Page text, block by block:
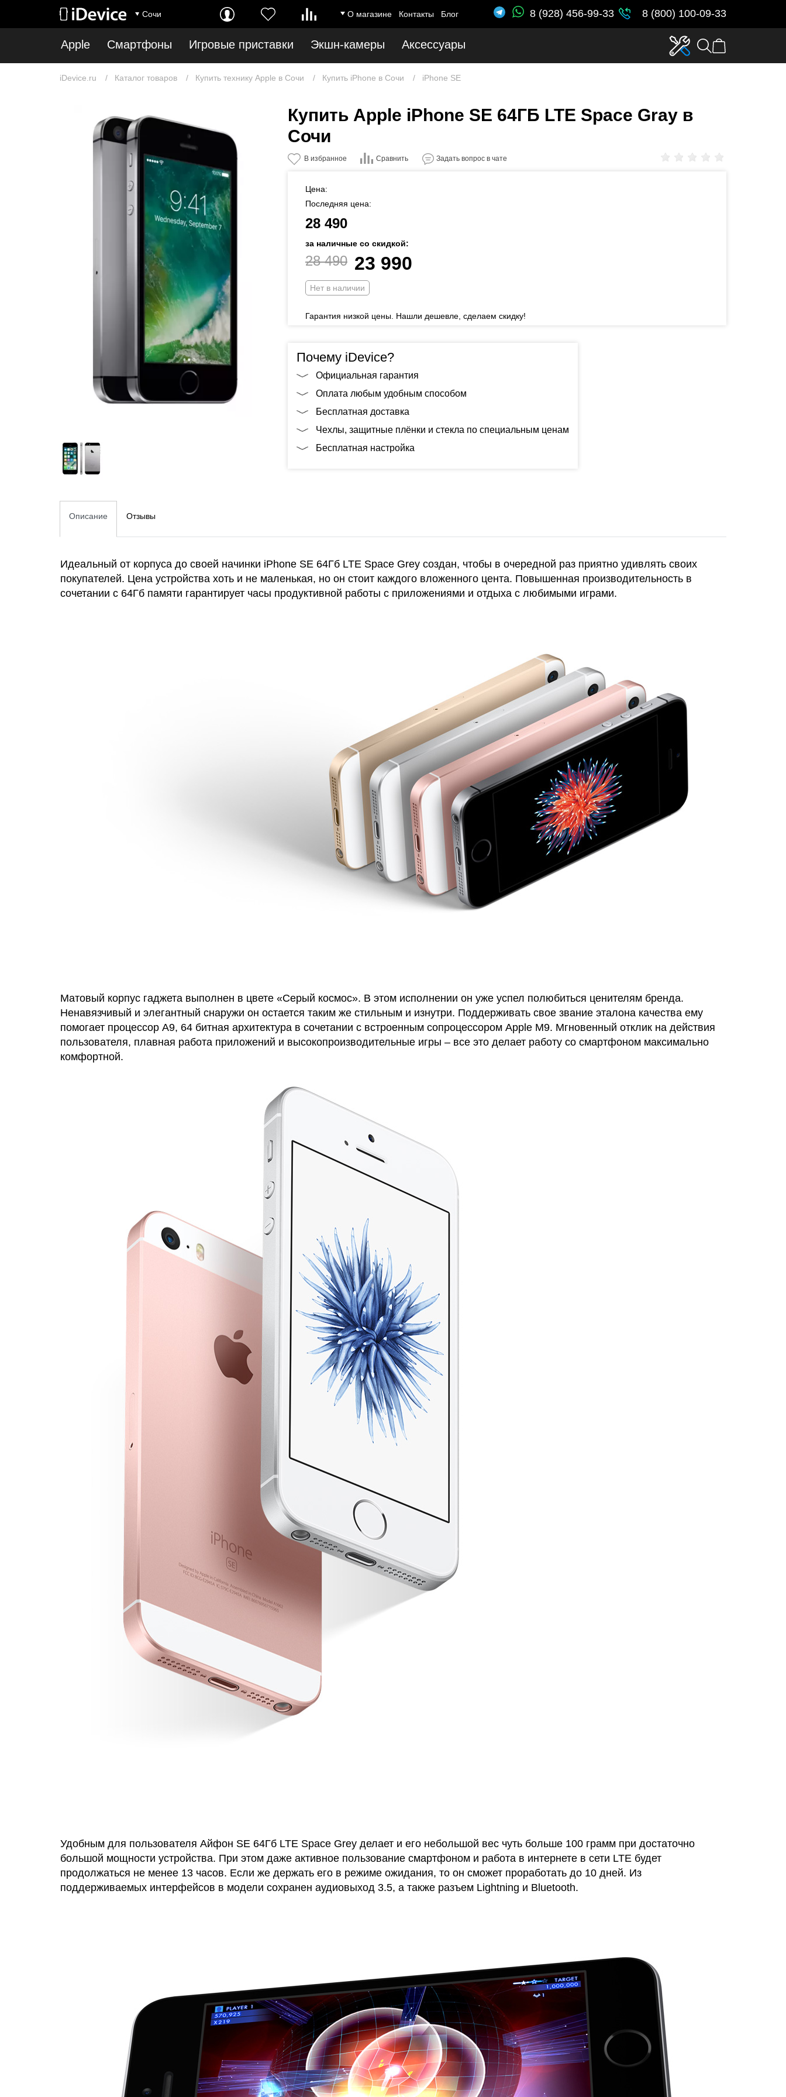
Сочи О магазине Контакты Блог 8 (928) 456-99-33 8 (800) 100-09-33
Apple Смартфоны Игровые приставки Экшн-камеры Аксессуары
iDevice.ru Каталог товаров Купить технику Apple в Сочи Купить iPhone в Сочи iPhone SE
Купить Apple iPhone SE 64ГБ LTE Space Gray в
Сочи
В избранное Сравнить Задать вопрос в чате
Цена:
Последняя цена:
28 490
за наличные со скидкой:
28 490 23 990
Нет в наличии
Гарантия низкой цены. Нашли дешевле, сделаем скидку!
Почему iDevice?
Официальная гарантия
Оплата любым удобным способом
Бесплатная доставка
Чехлы, защитные плёнки и стекла по специальным ценам
Бесплатная настройка
Описание Отзывы
Идеальный от корпуса до своей начинки iPhone SE 64Гб LTE Space Grey создан, чтобы в очередной раз приятно удивлять своих
покупателей. Цена устройства хоть и не маленькая, но он стоит каждого вложенного цента. Повышенная производительность в
сочетании с 64Гб памяти гарантирует часы продуктивной работы с приложениями и отдыха с любимыми играми.
Матовый корпус гаджета выполнен в цвете «Серый космос». В этом исполнении он уже успел полюбиться ценителям бренда.
Ненавязчивый и элегантный снаружи он остается таким же стильным и изнутри. Поддерживать свое звание эталона качества ему
помогает процессор А9, 64 битная архитектура в сочетании с встроенным сопроцессором Apple M9. Мгновенный отклик на действия
пользователя, плавная работа приложений и высокопроизводительные игры – все это делает работу со смартфоном максимально
комфортной.
Удобным для пользователя Айфон SE 64Гб LTE Space Grey делает и его небольшой вес чуть больше 100 грамм при достаточно
большой мощности устройства. При этом даже активное пользование смартфоном и работа в интернете в сети LTE будет
продолжаться не менее 13 часов. Если же держать его в режиме ожидания, то он сможет проработать до 10 дней. Из
поддерживаемых интерфейсов в модели сохранен аудиовыход 3.5, а также разъем Lightning и Bluetooth.